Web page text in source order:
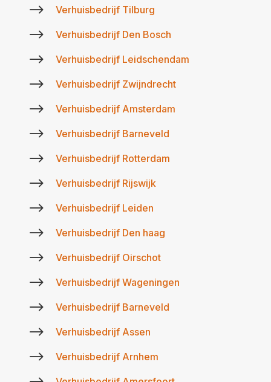
$ Verhuisbedrijf Tilburg
$ Verhuisbedrijf Den Bosch
$ Verhuisbedrijf Leidschendam
$ Verhuisbedrijf Zwijndrecht
$ Verhuisbedrijf Amsterdam
$ Verhuisbedrijf Barneveld
$ Verhuisbedrijf Rotterdam
$ Verhuisbedrijf Rijswijk
$ Verhuisbedrijf Leiden
$ Verhuisbedrijf Den haag
$ Verhuisbedrijf Oirschot
$ Verhuisbedrijf Wageningen
$ Verhuisbedrijf Barneveld
$ Verhuisbedrijf Assen
$ Verhuisbedrijf Arnhem